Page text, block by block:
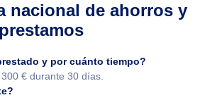
nacional de ahorros y
prestamos
y por cuánto tiempo?
€ durante 30 días.